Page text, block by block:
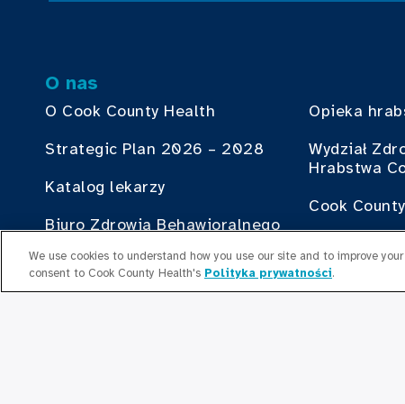
O nas
O Cook County Health
Strategic Plan 2026 – 2028
Katalog lekarzy
Biuro Zdrowia Behawioralnego
Rada Dyrektorów
Opieka
Wydział
Hrabstwa
Cook
Hrabstwa
We use cookies to understand how you use our site and to improve
consent to Cook County Health's Polityka prywatności.